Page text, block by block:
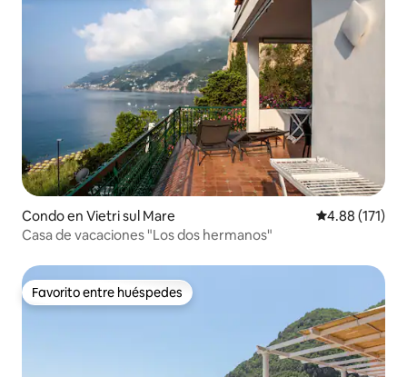
Condo en Vietri sul Mare Calificación
4.88 (171)
Casa de vacaciones "Los dos hermanos"
Favorito entre huéspedes
Favorito entre huéspedes